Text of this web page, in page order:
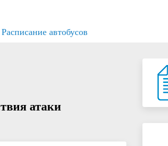
Расписание автобусов
атаки